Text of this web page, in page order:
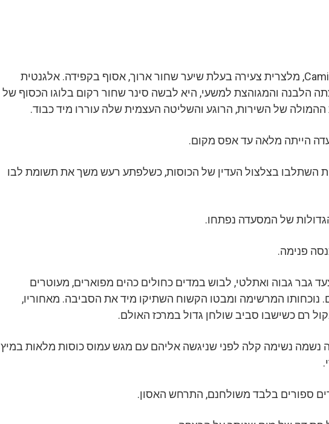
ביניהם הייתה Camille, מלצרית צעירה בעלת שיער שחור ארוך, אסוף בקפידה. אלגנטית
הלבנה והמגוהצת למשעי, היא לבשה סינר שחור רקום בלוגו הכסוף של
של השירות, הרוגע והשליטה העצמית שלה עוררו מיד כבוד.
הייתה מלאה עד אפס מקום.
השתלבו בצלצול העדין של הכוסות, כשלפתע רעש משך את תשומת לבו
של המסעדה נפתחו.
פנימה.
גבר גבוה ואתלטי, לבוש במדים כחולים כהים מפוארים, מעוטרים
נוכחותו המרשימה ומבטו הקשוח השתיקו מיד את הסביבה. מאחוריו,
רם כשישבו סביב שולחן גדול במרכז האולם.
נשמה נשימה קלה לפני שניגשה אליהם עם מגש עמוס כוסות מלאות במיץ
ספורים בלבד משולחנם, התרחש האסון.